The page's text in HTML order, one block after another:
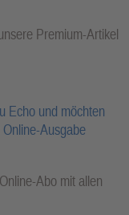
Premium-Artikel
Echo und möchten
Ausgabe
Abo mit allen